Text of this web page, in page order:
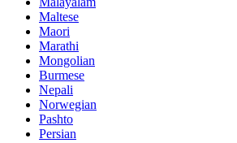
Maltese
Maori
Marathi
Mongolian
Burmese
Nepali
Norwegian
Pashto
Persian